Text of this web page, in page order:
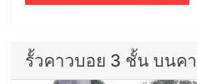
รั้วคาวบอย 3 ชั้น บนค